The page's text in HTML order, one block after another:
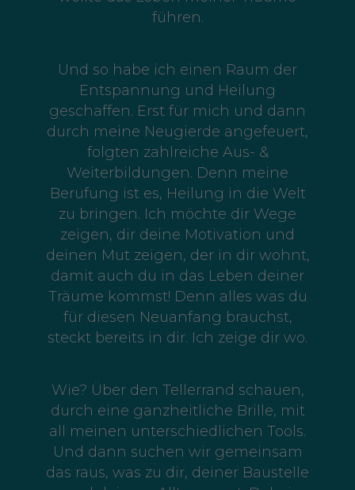
führen.
Und so habe ich einen Raum der
Entspannung und Heilung
geschaffen. Erst für mich und dann
durch meine Neugierde angefeuert,
folgten zahlreiche Aus- &
Weiterbildungen. Denn meine
Berufung ist es, Heilung in die Welt
zu bringen. Ich möchte dir Wege
zeigen, dir deine Motivation und
deinen Mut zeigen, der in dir wohnt,
damit auch du in das Leben deiner
Träume kommst! Denn alles was du
für diesen Neuanfang brauchst,
steckt bereits in dir. Ich zeige dir wo.
Wie? Über den Tellerrand schauen,
durch eine ganzheitliche Brille, mit
all meinen unterschiedlichen Tools.
Und dann suchen wir gemeinsam
das raus, was zu dir, deiner Baustelle